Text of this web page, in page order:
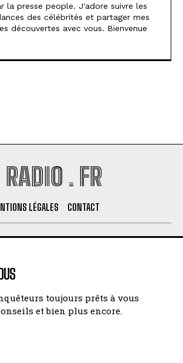
la presse people. J'adore suivre les
des célébrités et partager mes
découvertes avec vous. Bienvenue
. FR
LÉGALES CONTACT
toujours prêts à vous
et bien plus encore.